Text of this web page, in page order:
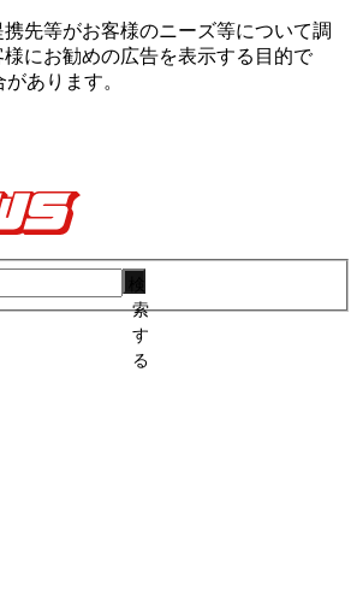
先等がお客様のニーズ等について調
にお勧めの広告を表⽰する⽬的で
あります。
索
す
る